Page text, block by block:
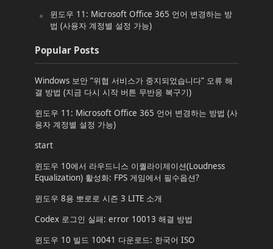
윈도우 11: Microsoft Office 365 언어 변경하는 방
법 (사용자 계정별 설정 가능)
Popular Posts
Windows 보안 “위협 서비스가 중지되었습니다” 오류 해
결 방법 (지금 다시 시작 버튼 무반응 복구기)
윈도우 11: Microsoft Office 365 언어 변경하는 방법 (사
용자 계정별 설정 가능)
start
윈도우 10에서 라우드니스 이퀄라이제이션(Loudness
Equalization) 활성화: FPS 게임에서 필수옵션?
윈도우 8용 뽀로로 시즌 3 LITE 소개
Codex 로그인 실패: error 10013 해결 방법
윈도우 10 빌드 10041 다운로드: 한국어 ISO